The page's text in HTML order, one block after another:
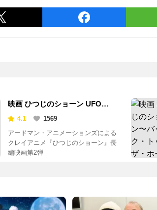
映画 ひつじのショーン UFO
フィーバー！
4.1
1569
アードマン・アニメーションズによる
クレイアニメ『ひつじのショーン』長
編映画第2弾